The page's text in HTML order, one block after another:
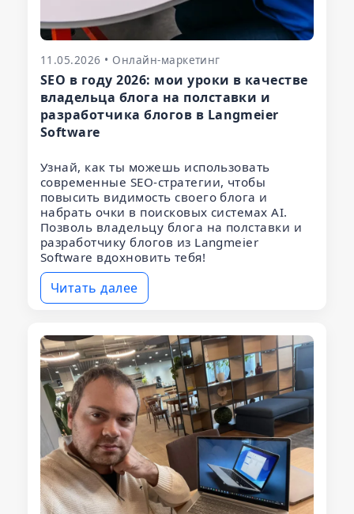
11.05.2026 • Онлайн-маркетинг
SEO в году 2026: мои уроки в качестве
владельца блога на полставки и
разработчика блогов в Langmeier
Software
Узнай, как ты можешь использовать
современные SEO-стратегии, чтобы
повысить видимость своего блога и
набрать очки в поисковых системах AI.
Позволь владельцу блога на полставки и
разработчику блогов из Langmeier
Software вдохновить тебя!
Читать далее